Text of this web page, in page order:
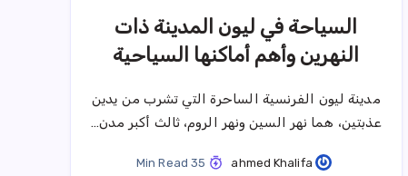
السياحة في ليون المدينة ذات
النهرين وأهم أماكنها السياحية
مدينة ليون الفرنسية الساحرة التي تشرب من يدين
عذبتين، هما نهر السين ونهر الروم، ثالث أكبر مدن…
ahmed Khalifa